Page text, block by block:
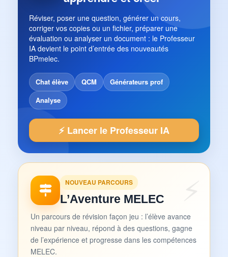
Réviser, poser une question, générer un cours,
corriger vos copies ou un fichier, préparer une
évaluation ou analyser un document : le Professeur
IA devient le point d’entrée des nouveautés
BPmelec.
Chat élève QCM
Générateurs prof
Analyse
⚡ Lancer le Professeur IA
NOUVEAU PARCOURS
L’Aventure MELEC
Un parcours de révision façon jeu : l’élève avance
niveau par niveau, répond à des questions, gagne
de l’expérience et progresse dans les compétences
MELEC.